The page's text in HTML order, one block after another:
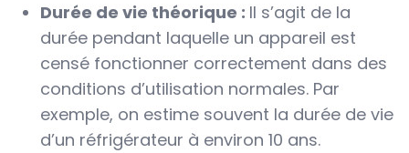
Durée de vie théorique : Il s’agit de la
durée pendant laquelle un appareil est
censé fonctionner correctement dans des
conditions d’utilisation normales. Par
exemple, on estime souvent la durée de vie
d’un réfrigérateur à environ 10 ans.